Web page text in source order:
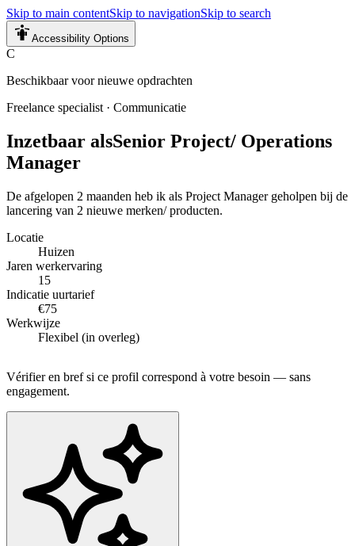
Skip to main contentSkip to navigationSkip to search
Accessibility Options
C
Beschikbaar voor nieuwe opdrachten
Freelance specialist · Communicatie
Inzetbaar alsSenior Project/ Operations
Manager
De afgelopen 2 maanden heb ik als Project Manager geholpen bij de
lancering van 2 nieuwe merken/ producten.
Locatie
Huizen
Jaren werkervaring
15
Indicatie uurtarief
€75
Werkwijze
Flexibel (in overleg)
Vérifier en bref si ce profil correspond à votre besoin — sans
engagement.